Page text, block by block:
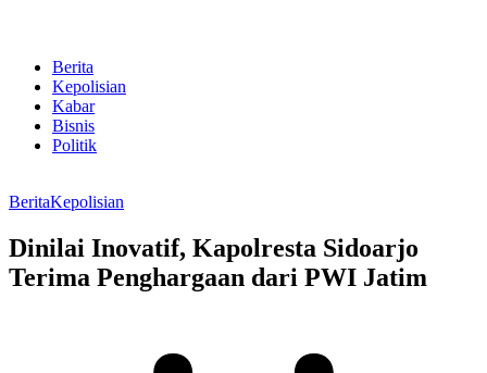
Berita
Kepolisian
Kabar
Bisnis
Politik
BeritaKepolisian
Dinilai Inovatif, Kapolresta Sidoarjo
Terima Penghargaan dari PWI Jatim